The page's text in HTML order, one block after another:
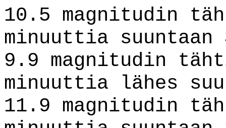
10.5 magnitudin
minuuttia suuntaan
9.9 magnitudin
minuuttia lähes
11.9 magnitudin